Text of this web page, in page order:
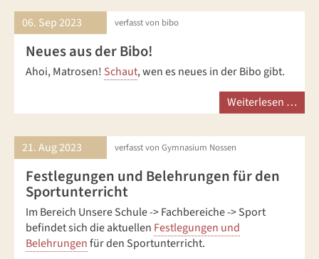
06. Sep2023 verfasst von bibo
Neues aus der Bibo!
Ahoi, Matrosen! Schaut, wen es neues in der Bibo gibt.
Weiterlesen …
21. Aug2023 verfasst von Gymnasium Nossen
Festlegungen und Belehrungen für den
Sportunterricht
Im Bereich Unsere Schule -> Fachbereiche -> Sport
befindet sich die aktuellen Festlegungen und
Belehrungenfür den Sportunterricht.